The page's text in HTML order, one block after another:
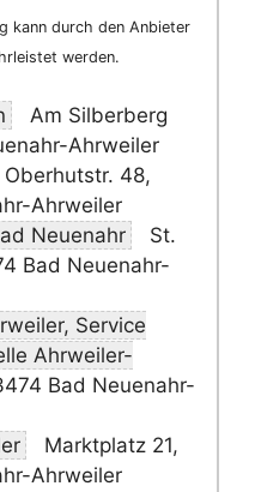
kann durch den Anbieter
werden.
Am Silberberg
Ahrweiler
Oberhutstr. 48,
Ahrweiler
Neuenahr
St.
Bad Neuenahr-
Service
Ahrweiler-
Bad Neuenahr-
Marktplatz 21,
Ahrweiler